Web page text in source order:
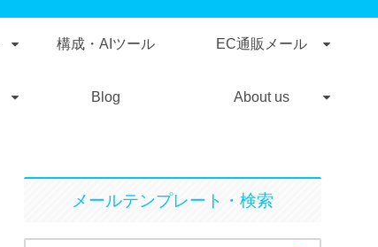
構成・AIツール EC通販メール
Blog About us
メールテンプレート・検索